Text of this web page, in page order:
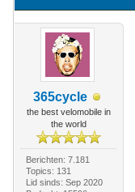
365cycle
the best velomobile in
the world
Berichten: 7.181
Topics: 131
Lid sinds: Sep 2020